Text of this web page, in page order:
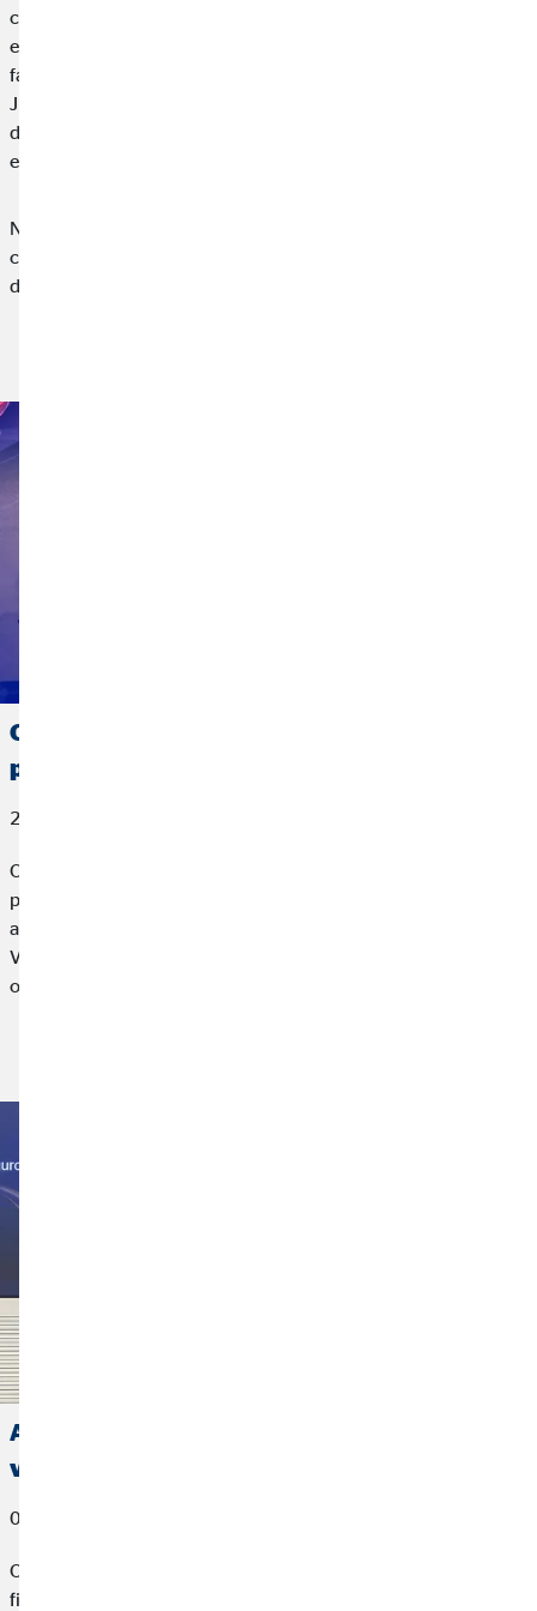
conocer de cerca la realidad de las personas afectadas por esta
enfermedad y el enorme trabajo que realizan asociaciones,
familias y voluntarios. En esta ocasión, se rindió homenaje a
Juan Carlos Unzué, referente dentro y fuera del ámbito
deportivo por su compromiso en la lucha contra esta
enfermedad.
Nuestra participación en esta iniciativa nace desde la
convicción de que las empresas también tenemos un papel que
desempeñar en el apoyo a causas sociales,…
OVB España, reconocida por AXA con el
premio a la Mejor Gestión de Vida
27 de marzo de 2026
OVB España, compañía líder en planificación financiera para
particulares, ha sido reconocida por AXA, la mayor
aseguradora de Europa, con el premio a la Mejor Gestión de
Vida 2025 en el marco de un encuentro profesional
organizado por la aseguradora.
Allianz concede el premio a Mejor Agente
vinculado 2025 a OVB España
06 de marzo de 2026
OVB España, compañía especializada en planificación
financiera para particulares, hemos sido reconocida como la